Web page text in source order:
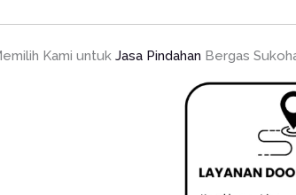
Kami untukJasa Pindahan Bergas